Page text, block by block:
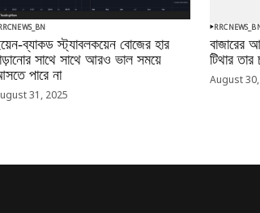
ব্যাকড স্ট্যাবলকয়েন বোজের হার
সাথে সাথে আরও ভাল সময়ে
পারে না
31, 2025
বাজারের
টিথার তার
August